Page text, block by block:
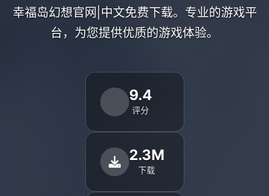
幸福岛幻想官网|中文免费下载。专业的游戏平
台，为您提供优质的游戏体验。
9.4
评分
2.3M
下载